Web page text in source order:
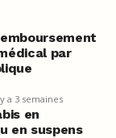
par
a 3 semaines
en
en suspens